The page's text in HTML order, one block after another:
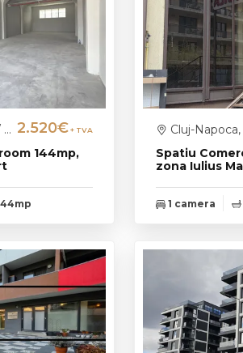
144mp,
2.520€+ TVA
Spatiu
zona Iulius
Cluj-
1 camera